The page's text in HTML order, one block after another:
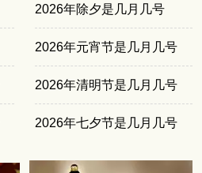
2026年除夕是几月几号
2026年元宵节是几月几号
2026年清明节是几月几号
2026年七夕节是几月几号